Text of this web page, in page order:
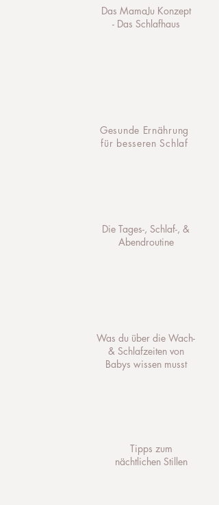
Das MamaJu Konzept
- Das Schlafhaus
Gesunde Ernährung
für besseren Schlaf
Die Tages-, Schlaf-, &
Abendroutine
Was du über die Wach-
& Schlafzeiten von
Babys wissen musst
Tipps zum
nächtlichen Stillen